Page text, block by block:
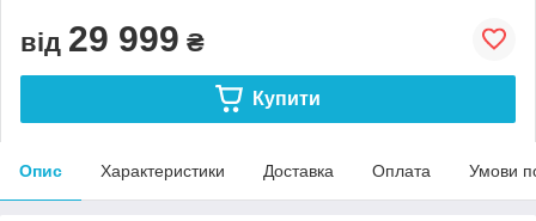
від 29 999 ₴
Купити
Опис Характеристики Доставка Оплата Умови